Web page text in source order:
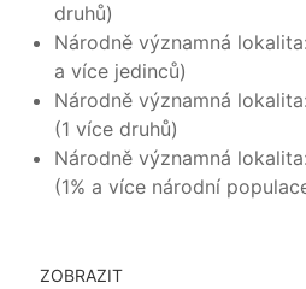
druhů)
Národně významná
a více jedinců)
Národně významná
(1 více druhů)
Národně významná
(1% a více národní
ZOBRAZIT